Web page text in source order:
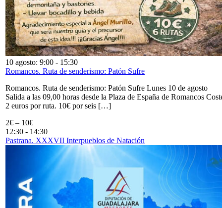
10 agosto: 9:00 - 15:30
Romancos. Ruta de senderismo: Patón Sufre
Romancos. Ruta de senderismo: Patón Sufre Lunes 10 de agosto
Salida a las 09,00 horas desde la Plaza de España de Romancos
2 euros por ruta. 10€ por seis […]
2€ – 10€
12:30 - 14:30
Pastrana. XXXVII Interpueblos de Natación